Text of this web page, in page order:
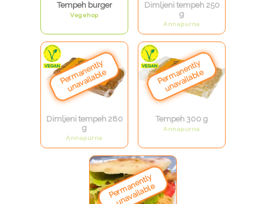
Tempeh burger
Vegehop
Dimljeni tempeh 250
g
Annapurna
Dimljeni tempeh 280
g
Annapurna
Tempeh 300 g
Annapurna